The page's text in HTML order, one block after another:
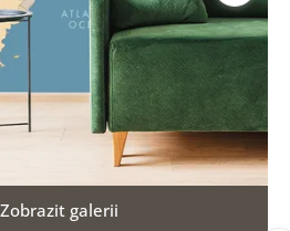
Zobrazit galerii